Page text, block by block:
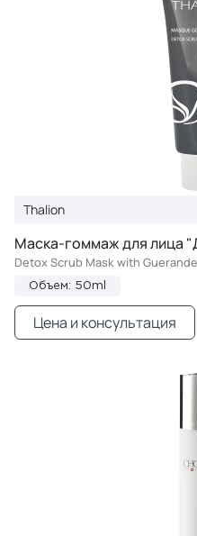
Thalion
Маска-гоммаж для лица
Detox Scrub Mask with
Объем: 50ml
Цена и консультация